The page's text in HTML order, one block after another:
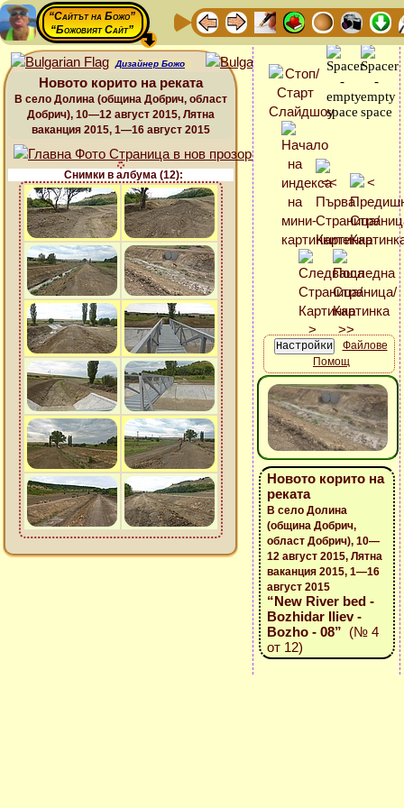
“Сайтът на Божо”
“Божовият Сайт”
Дизайнер Божо
Новото корито на реката
В село Долина (община Добрич, област
Добрич), 10—12 август 2015, Лятна
ваканция 2015, 1—16 август 2015
Снимки в албума (12):
Файлове
Помощ
Новото корито на
реката
В село Долина
(община Добрич,
област Добрич), 10—
12 август 2015, Лятна
ваканция 2015, 1—16
август 2015
“New River bed -
Bozhidar Iliev -
Bozho - 08” (№ 4
от 12)